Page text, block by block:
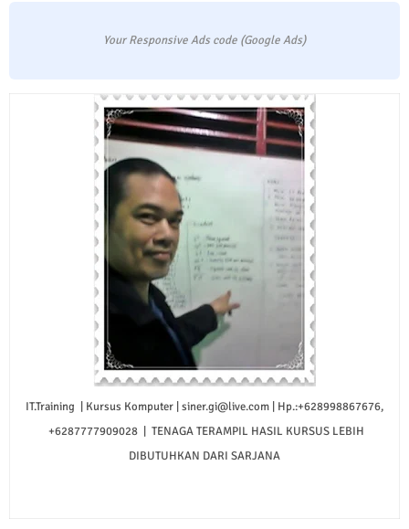
Your Responsive Ads code (Google Ads)
IT.Training | Kursus Komputer | siner.gi@live.com | Hp.:+628998867676,
+6287777909028 | TENAGA TERAMPIL HASIL KURSUS LEBIH
DIBUTUHKAN DARI SARJANA